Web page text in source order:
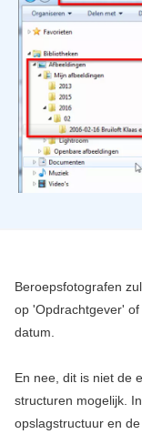
Beroepsfotografen
op 'Opdrachtgever'
datum.
En nee, dit is niet de
structuren mogelijk.
opslagstructuur en